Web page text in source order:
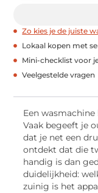
Zo kies je de juiste
Lokaal kopen met
Mini-checklist voor
Veelgestelde vragen
Een
Vaak begeeft je
dat je net een
ontdekt dat die
handig is dan
duidelijkheid:
zuinig is het